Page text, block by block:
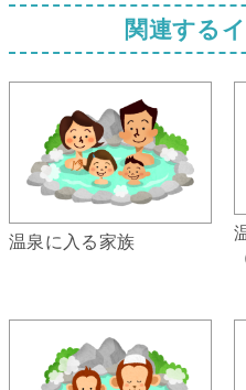
関連する
温泉に入る家族